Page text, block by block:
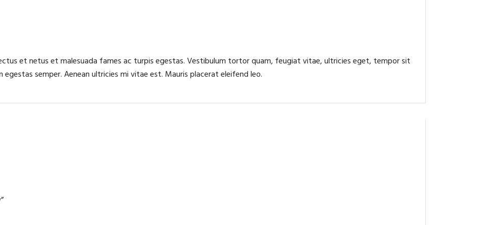
et netus et malesuada fames ac turpis egestas. Vestibulum tortor quam, feugiat vitae, ultricies eget, tempor sit
semper. Aenean ultricies mi vitae est. Mauris placerat eleifend leo.